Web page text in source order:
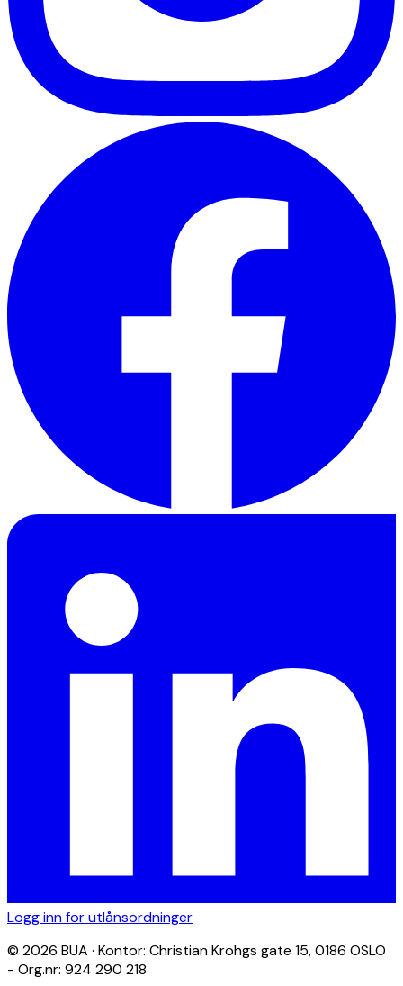
Logg inn for utlånsordninger
© 2026 BUA · Kontor: Christian Krohgs gate 15, 0186 OSLO
- Org.nr: 924 290 218